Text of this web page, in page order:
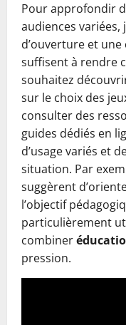
Pour approfondir
audiences variées,
d’ouverture et
suffisent à rendre
souhaitez
sur le choix des
consulter des
guides dédiés en
d’usage variés et
situation. Par
suggèrent
l’objectif
particulièrement
combiner
pression.